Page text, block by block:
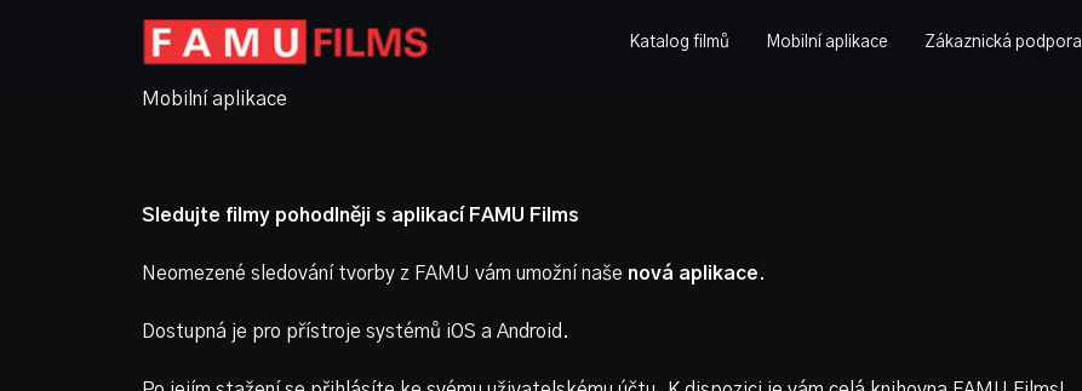
Katalog filmů Mobilní aplikace Zákaznická podpora
Mobilní aplikace
Sledujte filmy pohodlněji s aplikací FAMU Films
Neomezené sledování tvorby z FAMU vám umožní naše nová aplikace.
Dostupná je pro přístroje systémů iOS a Android.